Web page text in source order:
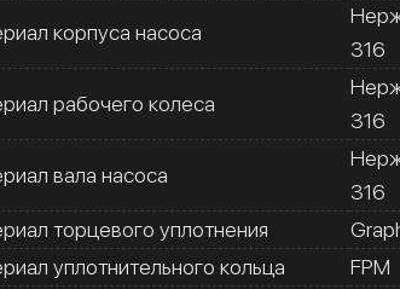
корпуса насоса
316
рабочего колеса
316
вала насоса
316
торцевого уплотнения
уплотнительного кольца
FPM